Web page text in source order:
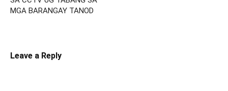
MGA BARANGAY TANOD
Leave a Reply